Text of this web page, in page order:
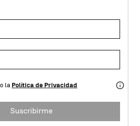
la Política de Privacidad
Suscribirme